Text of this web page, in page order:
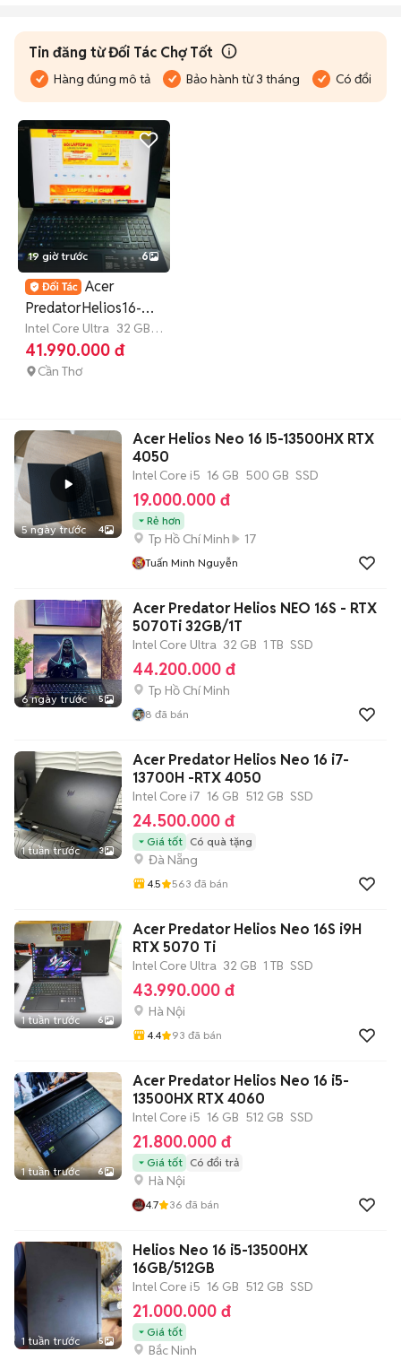
Tin đăng từ Đối Tác Chợ Tốt
Hàng đúng mô tả Bảo hành từ 3 tháng Có đổi trả
19 giờ trước 6
Acer
PredatorHelios16-
2.5K UL7-255HX
32/1T RTX5060
Intel Core Ultra 32 GB
1
TB SSD
41.990.000 đ
Cần Thơ
5 ngày trước 4
Acer Helios Neo 16 I5-13500HX RTX
4050
Intel Core i5 16 GB 500 GB SSD
19.000.000 đ
Rẻ hơn
Tp Hồ Chí Minh 17
Tuấn Minh Nguyễn
6 ngày trước 5
Acer Predator Helios NEO 16S - RTX
5070Ti 32GB/1T
Intel Core Ultra 32 GB 1 TB SSD
44.200.000 đ
Tp Hồ Chí Minh
8 đã bán
1 tuần trước 3
Acer Predator Helios Neo 16 i7-
13700H -RTX 4050
Intel Core i7 16 GB 512 GB SSD
24.500.000 đ
Giá tốt Có quà tặng
Đà Nẵng
4.5 563 đã bán
1 tuần trước 6
Acer Predator Helios Neo 16S i9H
RTX 5070 Ti
Intel Core Ultra 32 GB 1 TB SSD
43.990.000 đ
Hà Nội
4.4 93 đã bán
1 tuần trước 6
Acer Predator Helios Neo 16 i5-
13500HX RTX 4060
Intel Core i5 16 GB 512 GB SSD
21.800.000 đ
Giá tốt Có đổi trả
Hà Nội
4.7 36 đã bán
1 tuần trước 5
Helios Neo 16 i5-13500HX
16GB/512GB
Intel Core i5 16 GB 512 GB SSD
21.000.000 đ
Giá tốt
Bắc Ninh